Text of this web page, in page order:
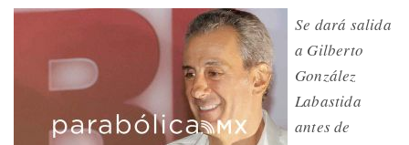
Se dará salida
a Gilberto
González
Labastida
antes de